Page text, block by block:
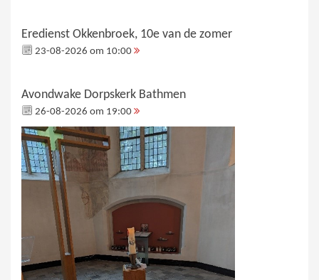
Eredienst Okkenbroek, 10e van de zomer
23-08-2026 om 10:00
Avondwake Dorpskerk Bathmen
26-08-2026 om 19:00